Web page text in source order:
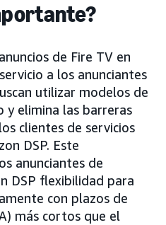
de Fire TV en
a los anunciantes
utilizar modelos de
y elimina las barreras
clientes de servicios
DSP. Este
anunciantes de
DSP flexibilidad para
con plazos de
más cortos que el